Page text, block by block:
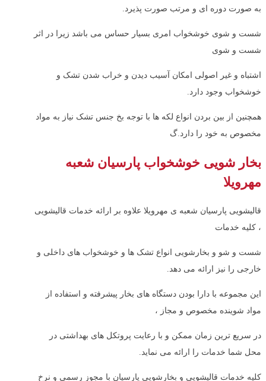
به صورت دوره ای و مرتب صورت پذیرد.
شست و شوی خوشخواب امری بسیار حساس می باشد زیرا در اثر
شست و شوی
اشتباه و غیر اصولی امکان آسیب دیدن و خراب شدن تشک و
خوشخواب وجود دارد.
همچنین از بین بردن انواع لکه ها با توجه بخ جنس تشک نیاز به مواد
مخصوص به خود را دارد.گ
بخار شویی خوشخواب پارسیان شعبه
مهرویلا
قالیشویی پارسیان شعبه ی مهرویلا علاوه بر ارائه خدمات قالیشویی
، کلیه خدمات
شست و شو و بخارشویی انواع تشک ها و خوشخواب های داخلی و
خارجی را نیز ارائه می دهد.
این مجموعه با دارا بودن دستگاه های بخار پیشرفته و استفاده از
مواد شوینده مخصوص و مجاز ،
در سریع ترین زمان ممکن و با رعایت پروتکل های بهداشتی در
محل شما خدمات را ارائه می نماید.
کلیه خدمات قالیشویی و بخارشویی پارسیان با مجوز رسمی و نرخ